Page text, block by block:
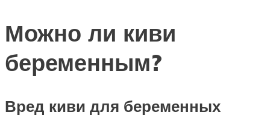
Можно ли киви
беременным?
Вред киви для беременных